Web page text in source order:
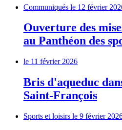
Communiqués le 12 février
Ouverture des
au Panthéon des
le 11 février 2026
Bris d'aqueduc
Saint-François
Sports et loisirs le 9 février